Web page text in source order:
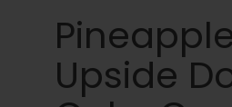
Upside